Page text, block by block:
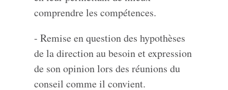
comprendre les compétences.
- Remise en question des hypothèses
de la direction au besoin et expression
de son opinion lors des réunions du
conseil comme il convient.